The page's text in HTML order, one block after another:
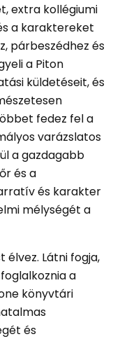
extra kollégiumi
a karaktereket
párbeszédhez és
a Piton
küldetéseit, és
fedez fel a
varázslatos
a gazdagabb
és a
és karakter
mélységét a
Látni fogja,
a
könyvtári
és